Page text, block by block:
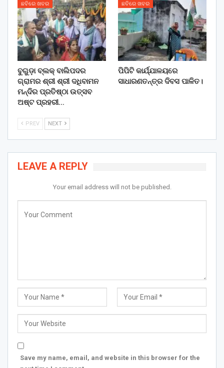
ଛବିରେ ଖବର
ବୁଗୁଡ଼ା ବ୍ଲକ୍ ବାଲିପଦର
ଗ୍ରାମର ଶ୍ରୀ ଶ୍ରୀ ଦଧିବାମନ
ମନ୍ଦିର ପ୍ରତିଷ୍ଠା ଉତ୍ସବ
ଅଷ୍ଟ ପ୍ରହରୀ…
ଛବିରେ ଖବର
ପିପିଟି କାର୍ଯ୍ଯାଳୟରେ
ସାଧାରଣତନ୍ତ୍ର ଦିବସ ପାଳିତ।
PREV NEXT
LEAVE A REPLY
Your email address will not be published.
Save my name, email, and website in this browser for the